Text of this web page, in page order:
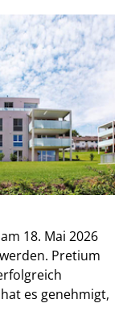
18. Mai 2026
Pretium
es genehmigt,